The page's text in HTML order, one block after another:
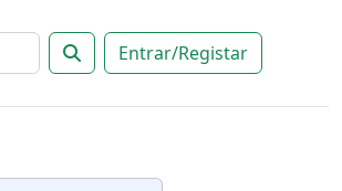
Entrar/Registar